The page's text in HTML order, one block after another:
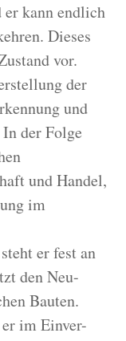
kann endlich
Dieses
vor.
der
und
der Folge
und Handel,
im
er fest an
den Neu-
Bauten.
im Einver-